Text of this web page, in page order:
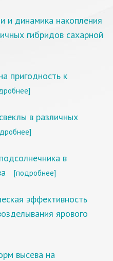
и динамика накопления
гибридов сахарной
пригодность к
в различных
в
[подробнее]
эффективность
ярового
высева на